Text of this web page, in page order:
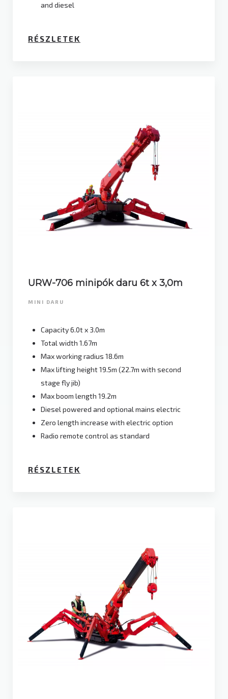
and diesel
RÉSZLETEK
URW-706 minipók daru 6t x 3,0m
MINI DARU
Capacity 6.0t x 3.0m
Total width 1.67m
Max working radius 18.6m
Max lifting height 19.5m (22.7m with second
stage fly jib)
Max boom length 19.2m
Diesel powered and optional mains electric
Zero length increase with electric option
Radio remote control as standard
RÉSZLETEK